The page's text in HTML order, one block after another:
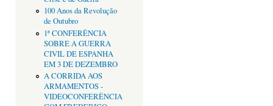
100 Anos da Revolução
de Outubro
1ª CONFERÊNCIA
SOBRE A GUERRA
CIVIL DE ESPANHA
EM 3 DE DEZEMBRO
A CORRIDA AOS
ARMAMENTOS -
VIDEOCONFERÊNCIA